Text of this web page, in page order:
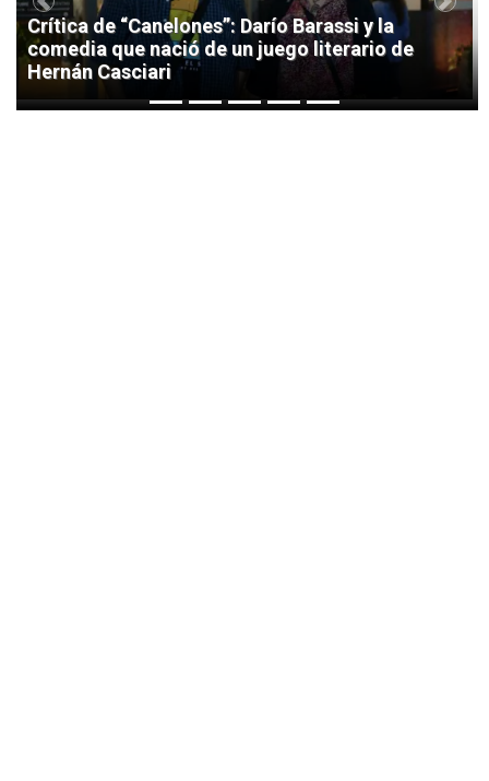
Crítica de “Canelones”: Darío Barassi y la
comedia que nació de un juego literario de
Hernán Casciari
Previous Next